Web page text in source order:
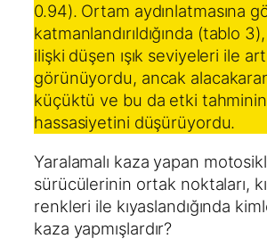
0.94). Ortam aydınlatmasına
katmanlandırıldığında (tablo
ilişki düşen ışık seviyeleri ile
görünüyordu, ancak
küçüktü ve bu da etki
hassasiyetini düşürüyordu.
Yaralamalı kaza yapan
sürücülerinin ortak noktaları,
renkleri ile kıyaslandığında
kaza yapmışlardır?